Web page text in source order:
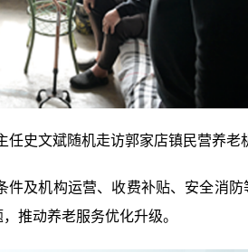
史文斌随机走访郭家店镇民营养老
机构运营、收费补贴、安全消防
推动养老服务优化升级。